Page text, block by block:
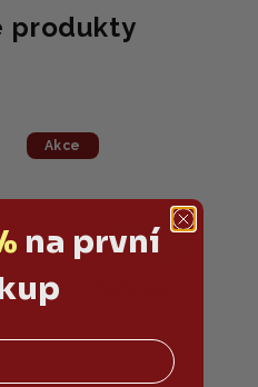
produkty
Akce
na první